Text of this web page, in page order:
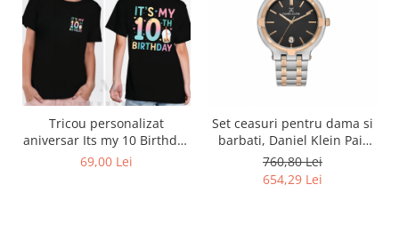
Tricou personalizat
aniversar Its my 10 Birthday
Logo si print pe spate
69,00 Lei
Set ceasuri pentru dama si
barbati, Daniel Klein Pair
DK.1.13908.5
760,80 Lei
654,29 Lei